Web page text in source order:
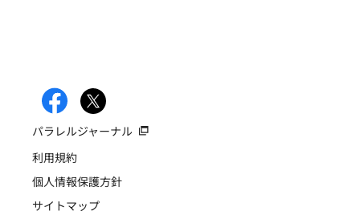
パラレルジャーナル
利用規約
個人情報保護方針
サイトマップ